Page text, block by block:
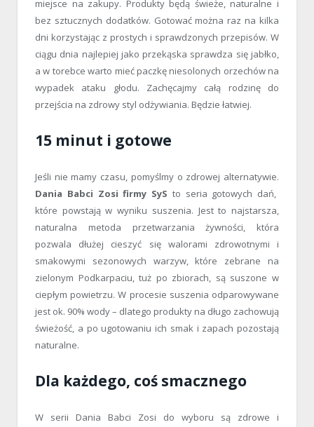
miejsce na zakupy. Produkty będą świeże, naturalne i
bez sztucznych dodatków. Gotować można raz na kilka
dni korzystając z prostych i sprawdzonych przepisów. W
ciągu dnia najlepiej jako przekąska sprawdza się jabłko,
a w torebce warto mieć paczkę niesolonych orzechów na
wypadek ataku głodu. Zachęcajmy całą rodzinę do
przejścia na zdrowy styl odżywiania. Będzie łatwiej.
15 minut i gotowe
Jeśli nie mamy czasu, pomyślmy o zdrowej alternatywie.
Dania Babci Zosi firmy SyS to seria gotowych dań,
które powstają w wyniku suszenia. Jest to najstarsza,
naturalna metoda przetwarzania żywności, która
pozwala dłużej cieszyć się walorami zdrowotnymi i
smakowymi sezonowych warzyw, które zebrane na
zielonym Podkarpaciu, tuż po zbiorach, są suszone w
ciepłym powietrzu. W procesie suszenia odparowywane
jest ok. 90% wody – dlatego produkty na długo zachowują
świeżość, a po ugotowaniu ich smak i zapach pozostają
naturalne.
Dla każdego, coś smacznego
W serii Dania Babci Zosi do wyboru są zdrowe i